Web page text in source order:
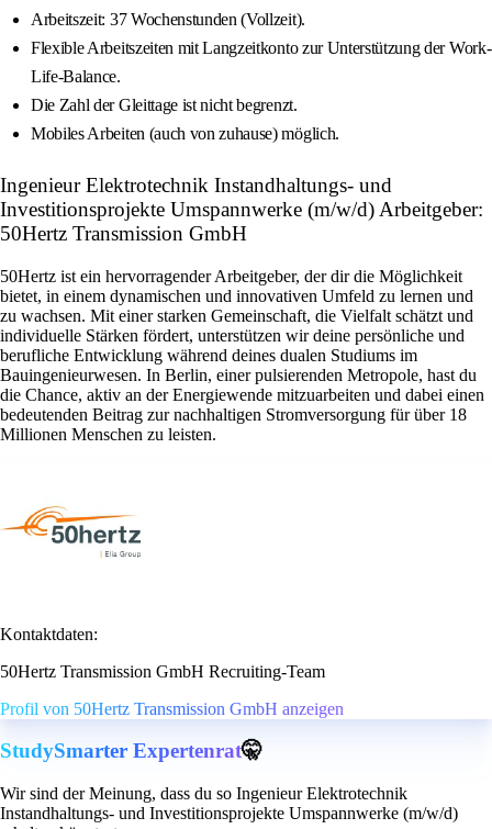
Arbeitszeit: 37 Wochenstunden (Vollzeit).
Flexible Arbeitszeiten mit Langzeitkonto zur Unterstützung der Work-
Life-Balance.
Die Zahl der Gleittage ist nicht begrenzt.
Mobiles Arbeiten (auch von zuhause) möglich.
Ingenieur Elektrotechnik Instandhaltungs- und
Investitionsprojekte Umspannwerke (m/w/d) Arbeitgeber:
50Hertz Transmission GmbH
50Hertz ist ein hervorragender Arbeitgeber, der dir die Möglichkeit
bietet, in einem dynamischen und innovativen Umfeld zu lernen und
zu wachsen. Mit einer starken Gemeinschaft, die Vielfalt schätzt und
individuelle Stärken fördert, unterstützen wir deine persönliche und
berufliche Entwicklung während deines dualen Studiums im
Bauingenieurwesen. In Berlin, einer pulsierenden Metropole, hast du
die Chance, aktiv an der Energiewende mitzuarbeiten und dabei einen
bedeutenden Beitrag zur nachhaltigen Stromversorgung für über 18
Millionen Menschen zu leisten.
Kontaktdaten:
50Hertz Transmission GmbH Recruiting-Team
Profil von 50Hertz Transmission GmbH anzeigen
StudySmarter Expertenrat🤫
Wir sind der Meinung, dass du so Ingenieur Elektrotechnik
Instandhaltungs- und Investitionsprojekte Umspannwerke (m/w/d)